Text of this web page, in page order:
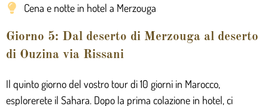
Cena e notte in hotel a Merzouga
Giorno 5: Dal deserto di Merzouga al deserto
di Ouzina via Rissani
Il quinto giorno del vostro tour di 10 giorni in Marocco,
esplorerete il Sahara. Dopo la prima colazione in hotel, ci